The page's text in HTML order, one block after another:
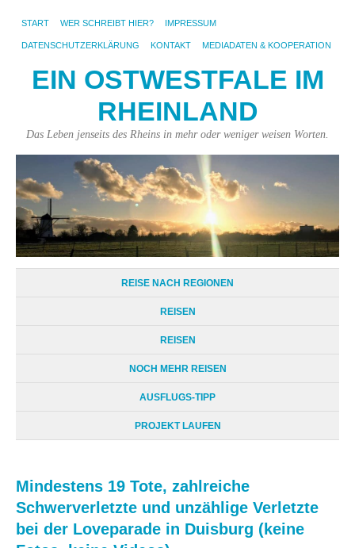
START WER SCHREIBT HIER? IMPRESSUM
DATENSCHUTZERKLÄRUNG KONTAKT MEDIADATEN & KOOPERATION
EIN OSTWESTFALE IM
RHEINLAND
Das Leben jenseits des Rheins in mehr oder weniger weisen Worten.
REISE NACH REGIONEN
REISEN
REISEN
NOCH MEHR REISEN
AUSFLUGS-TIPP
PROJEKT LAUFEN
Mindestens 19 Tote, zahlreiche
Schwerverletzte und unzählige Verletzte
bei der Loveparade in Duisburg (keine